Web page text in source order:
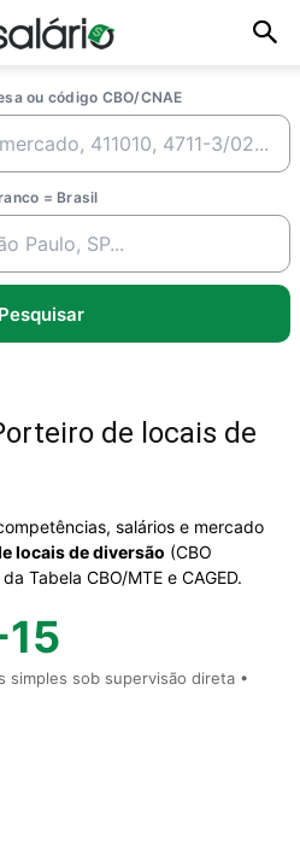
ou código CBO/CNAE
= Brasil
Pesquisar
de locais de
salários e mercado
locais de diversão (CBO
Tabela CBO/MTE e CAGED.
simples sob supervisão direta •